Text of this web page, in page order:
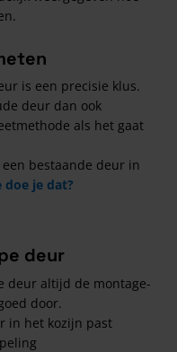
is een precisie klus.
deur dan ook
als het gaat
bestaande deur in
doe je dat?
deur
deur altijd de montage-
door.
in het kozijn past